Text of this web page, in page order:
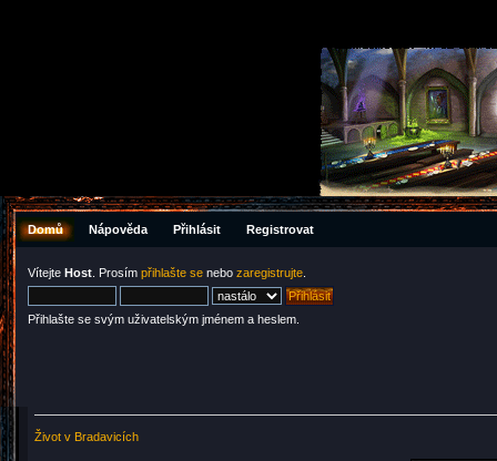
Domů Nápověda Přihlásit Registrovat
Vítejte Host . Prosím přihlašte se nebo zaregistrujte
Přihlašte se svým uživatelským jménem a heslem.
Život v Bradavicích